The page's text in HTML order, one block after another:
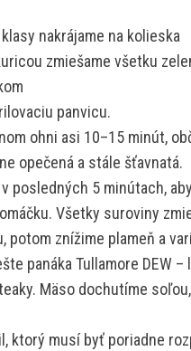
nakrájame na kolieska
zmiešame všetku
panvicu.
ohni asi 10–15 minút,
opečená a stále šťavnatá.
posledných 5 minútach,
Všetky suroviny
potom znížime plameň a
panáka Tullamore DEW
Mäso dochutíme
ktorý musí byť poriadne